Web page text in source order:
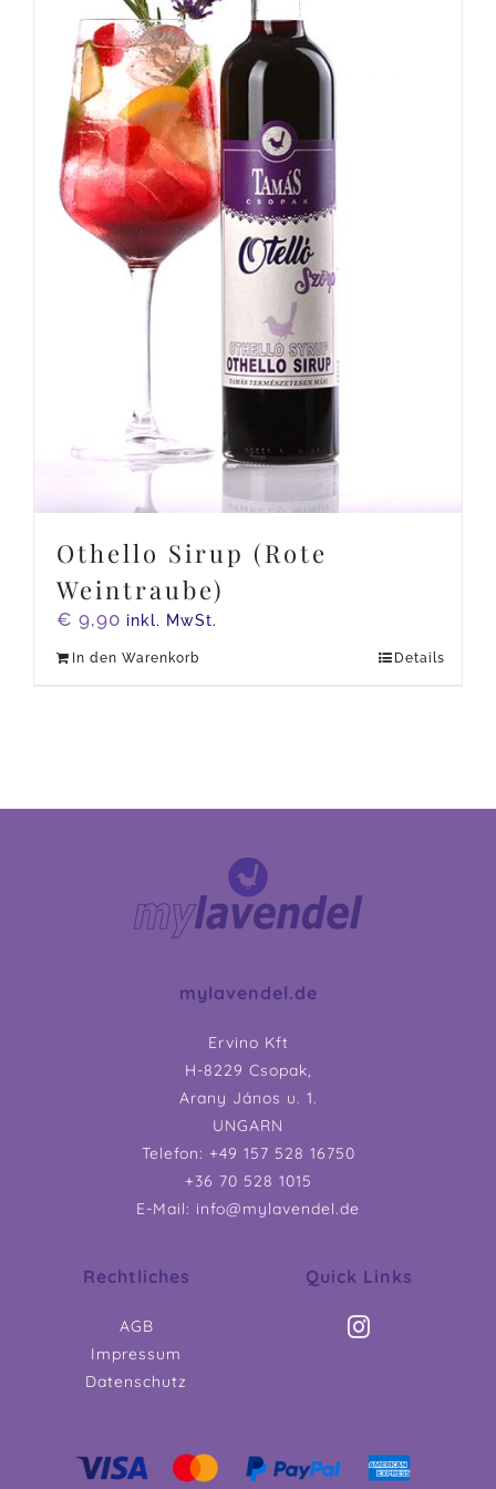
Othello Sirup (Rote
Weintraube)
€ 9,90 inkl. MwSt.
In den Warenkorb Details
mylavendel.de
Ervino Kft
H-8229 Csopak,
Arany János u. 1.
UNGARN
Telefon: +49 157 528 16750
+36 70 528 1015
E-Mail: info@mylavendel.de
Rechtliches
AGB
Impressum
Datenschutz
Quick Links